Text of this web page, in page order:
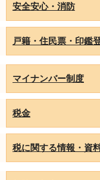
安全安心・消防
戸籍・住民票・印鑑
マイナンバー制度
税金
税に関する情報・資